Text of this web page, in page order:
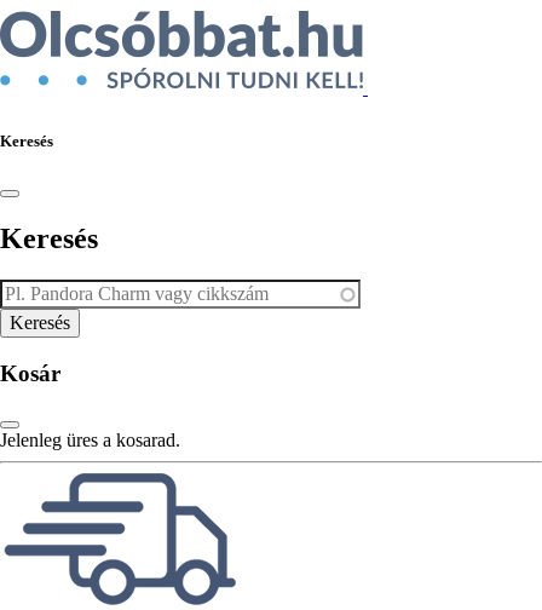
Keresés
Keresés
Kosár
Jelenleg üres a kosarad.